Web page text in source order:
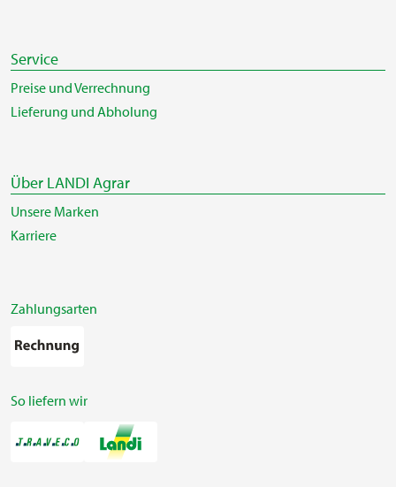
Service
Preise und Verrechnung
Lieferung und Abholung
Über LANDI Agrar
Unsere Marken
Karriere
Zahlungsarten
So liefern wir